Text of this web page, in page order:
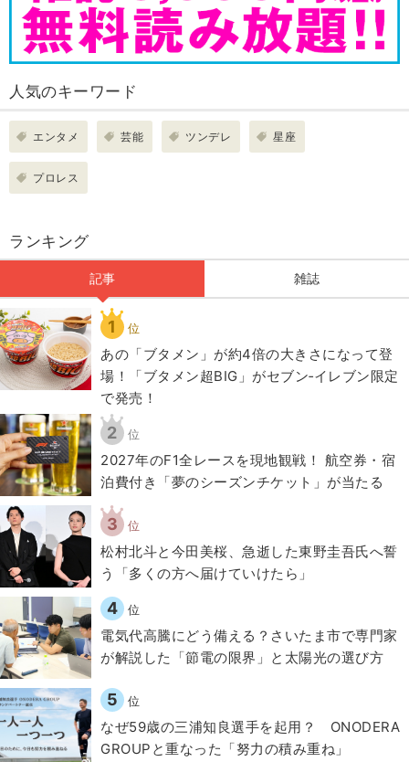
人気のキーワード
エンタメ 芸能 ツンデレ 星座
プロレス
ランキング
記事 雑誌
1 位
あの「ブタメン」が約4倍の大きさになって登
場！「ブタメン超BIG」がセブン‐イレブン限定
で発売！
2 位
2027年のF1全レースを現地観戦！ 航空券・宿
泊費付き「夢のシーズンチケット」が当たる
3 位
松村北斗と今田美桜、急逝した東野圭吾氏へ誓
う「多くの方へ届けていけたら」
4 位
電気代高騰にどう備える？さいたま市で専門家
が解説した「節電の限界」と太陽光の選び方
5 位
なぜ59歳の三浦知良選手を起用？ ONODERA
GROUPと重なった「努力の積み重ね」